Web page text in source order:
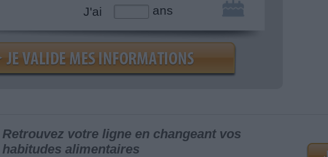
J'ai ans
Retrouvez votre ligne en changeant vos
habitudes alimentaires